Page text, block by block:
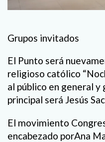
Grupos invitados
El Punto será
religioso católico “
al público en general
principal será Jesús
El movimiento
encabezado porAna